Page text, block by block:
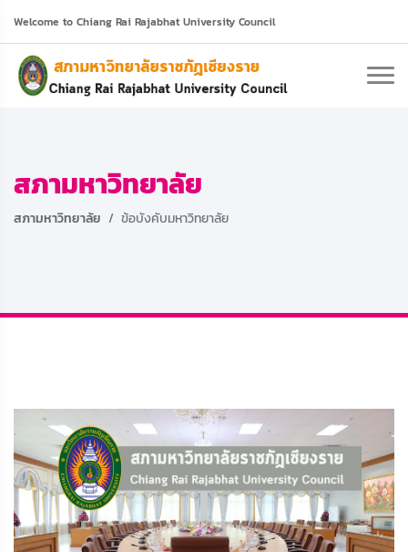
Welcome to Chiang Rai Rajabhat University Council
สภามหาวิทยาลัย
สภามหาวิทยาลัย ข้อบังคับมหาวิทยาลัย